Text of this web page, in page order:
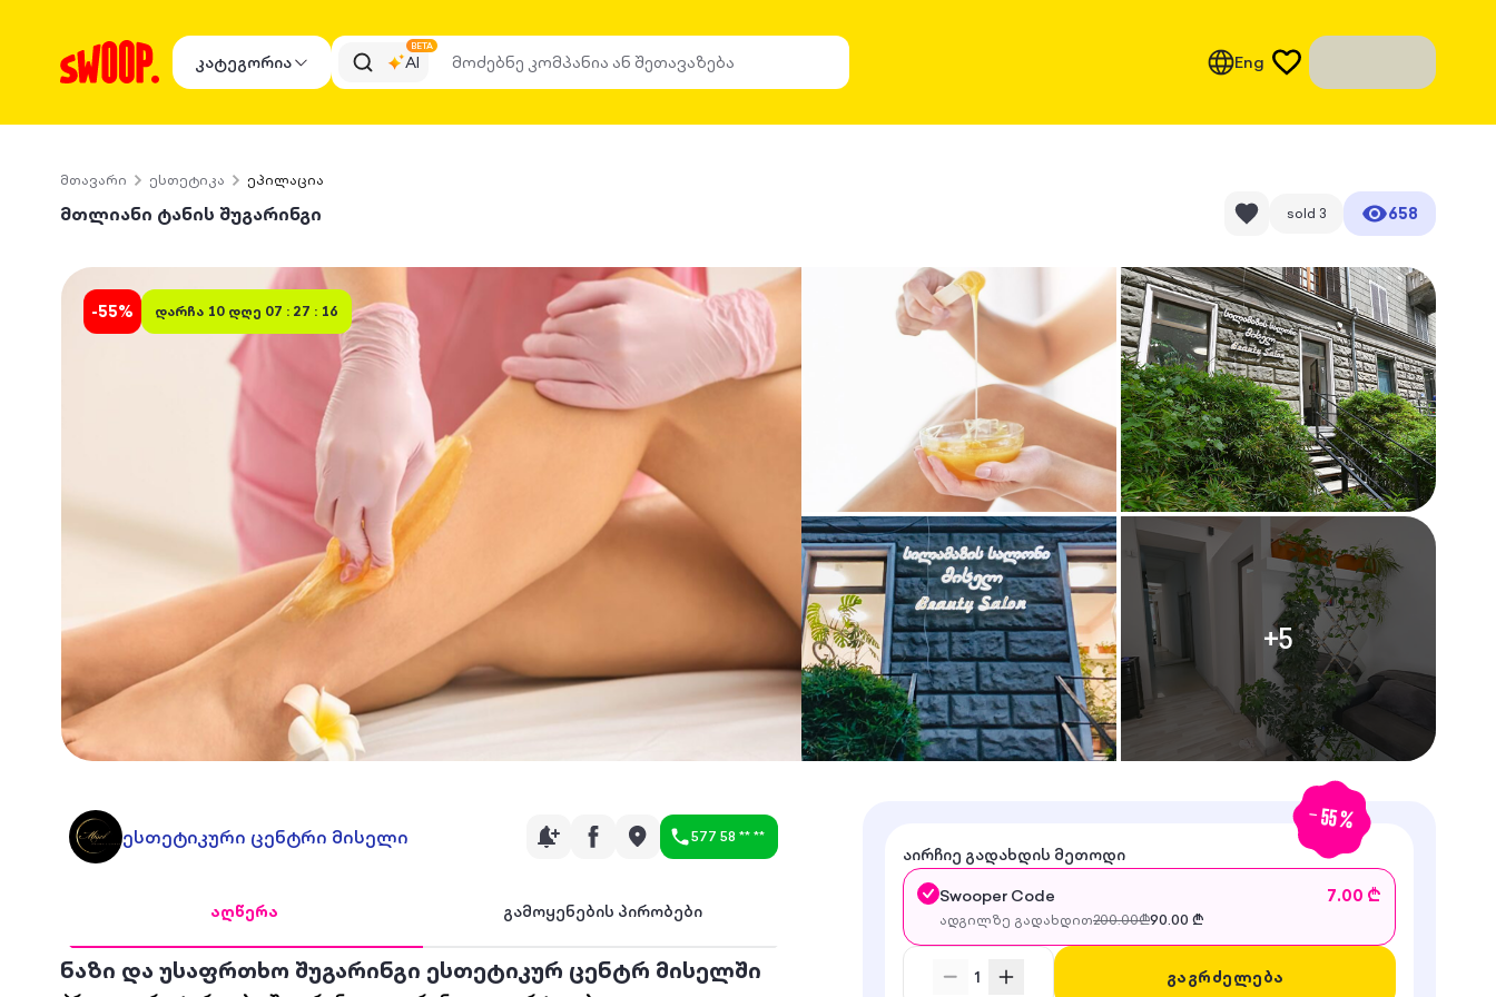
კატეგორია AI
BETA
Eng
მთავარი ესთეტიკა ეპილაცია
მთლიანი ტანის შუგარინგი sold 3 658
+5
-55% დარჩა 10 დღე 07 : 27 : 16
ესთეტიკური ცენტრი მისელი 577 58 ** **
აღწერა გამოყენების პირობები
ნაზი და უსაფრთხო შუგარინგი ესთეტიკურ ცენტრ მისელში
-55%
აირჩიე გადახდის მეთოდი
Swooper Code
7.00 ₾
ადგილზე გადახდით200.00₾90.00 ₾
1 გაგრძელება